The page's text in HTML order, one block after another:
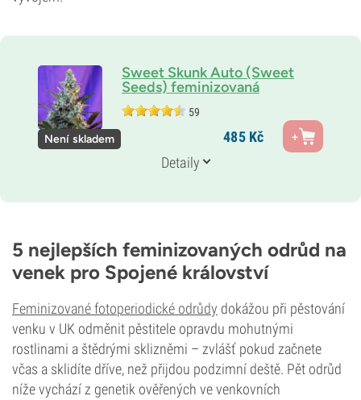
Sweet Skunk Auto (Sweet
Seeds) feminizovaná
59
Rodiče
Early Skunk x Auto Critical Mass
Sativa
7–8 týdnů od semínka po sklizeň
CBD
0–1 %
Typ kvetení
Samonakvétací
Není skladem 485Kč
Detaily
5 nejlepších feminizovaných odrůd na
venek pro Spojené království
Feminizované fotoperiodické odrůdy dokážou při pěstování
venku v UK odměnit pěstitele opravdu mohutnými
rostlinami a štědrými sklizněmi – zvlášť pokud začnete
včas a sklidíte dříve, než přijdou podzimní deště. Pět odrůd
níže vychází z genetik ověřených ve venkovních